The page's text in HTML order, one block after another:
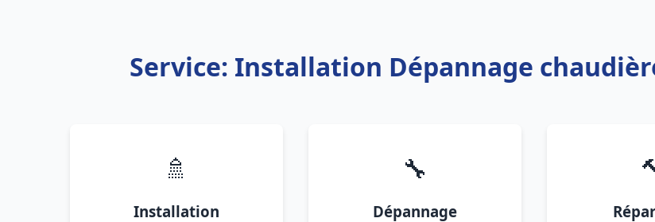
Service: Installation Dépannage
🚿
Installation
🔧
Dépannage